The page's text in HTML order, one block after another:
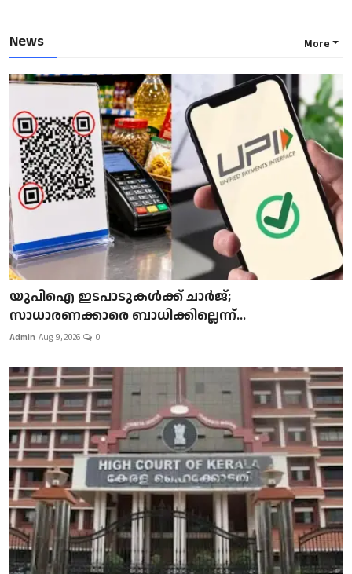
News More
യുപിഐ ഇടപാടുകൾക്ക് ചാർജ്;
സാധാരണക്കാരെ ബാധിക്കില്ലെന്ന്...
Admin Aug 9, 2026 0